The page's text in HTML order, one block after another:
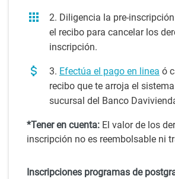
2. Diligencia la pre-
el recibo para cancelar los
inscripción.
3. Efectúa el pago en linea ó
recibo que te arroja el
sucursal del Banco
*Tener en cuenta: El valor de los
inscripción no es reembolsable ni
Inscripciones programas de